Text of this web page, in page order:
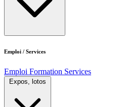
Emploi / Services
Emploi Formation Services
Expos, lotos